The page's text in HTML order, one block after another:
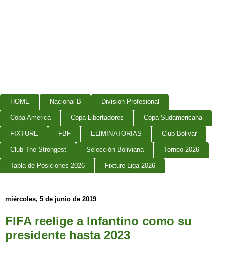
HOME Nacional B Division Profesional
Copa America Copa Libertadores Copa Sudamericana
FIXTURE FBF ELIMINATORIAS Club Bolivar
Club The Strongest Selección Boliviana Torneo 2026
Tabla de Posiciones 2026 Fixture Liga 2026
miércoles, 5 de junio de 2019
FIFA reelige a Infantino como su
presidente hasta 2023